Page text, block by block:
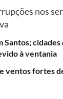
nos
Santos;
à ventania
ventos fortes